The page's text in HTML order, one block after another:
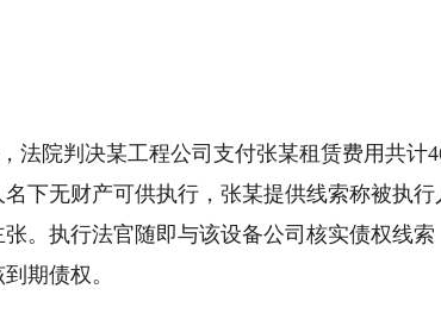
法院判决某工程公司支付张某租赁费用共计
下无财产可供执行，张某提供线索称被执行
。执行法官随即与该设备公司核实债权线索
期债权。